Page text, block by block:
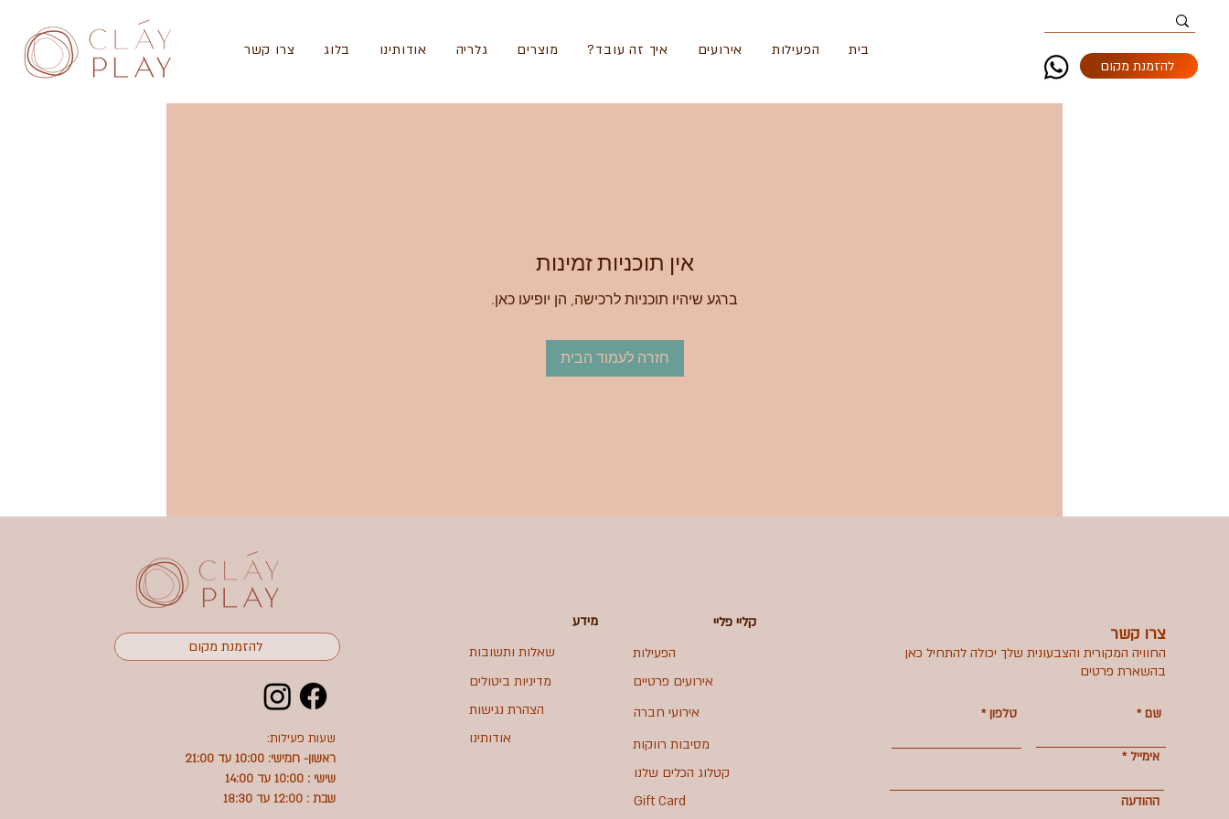
להזמנת מקום
בית הפעילות אירועים איך זה עובד? מוצרים גלריה אודותינו בלוג צרו קשר
אין תוכניות זמינות
ברגע שיהיו תוכניות לרכישה, הן יופיעו כאן.
חזרה לעמוד הבית
להזמנת מקום
שעות פעילות:
ראשון- חמישי: 10:00 עד 21:00
שישי : 10:00 עד 14:00
שבת : 12:00 עד 18:30
קליי פליי
שאלות ותשובות
מדיניות ביטולים
הצהרת נגישות
אודותינו
הפעילות
אירועים פרטיים
אירועי חברה
קטלוג הכלים שלנו
Gift Card
צרו קשר
החוויה המקורית והצבעונית שלך יכולה להתחיל כאן
בהשארת פרטים
טלפון שם
אימייל
ההודעה
מידע
מסיבות רווקות